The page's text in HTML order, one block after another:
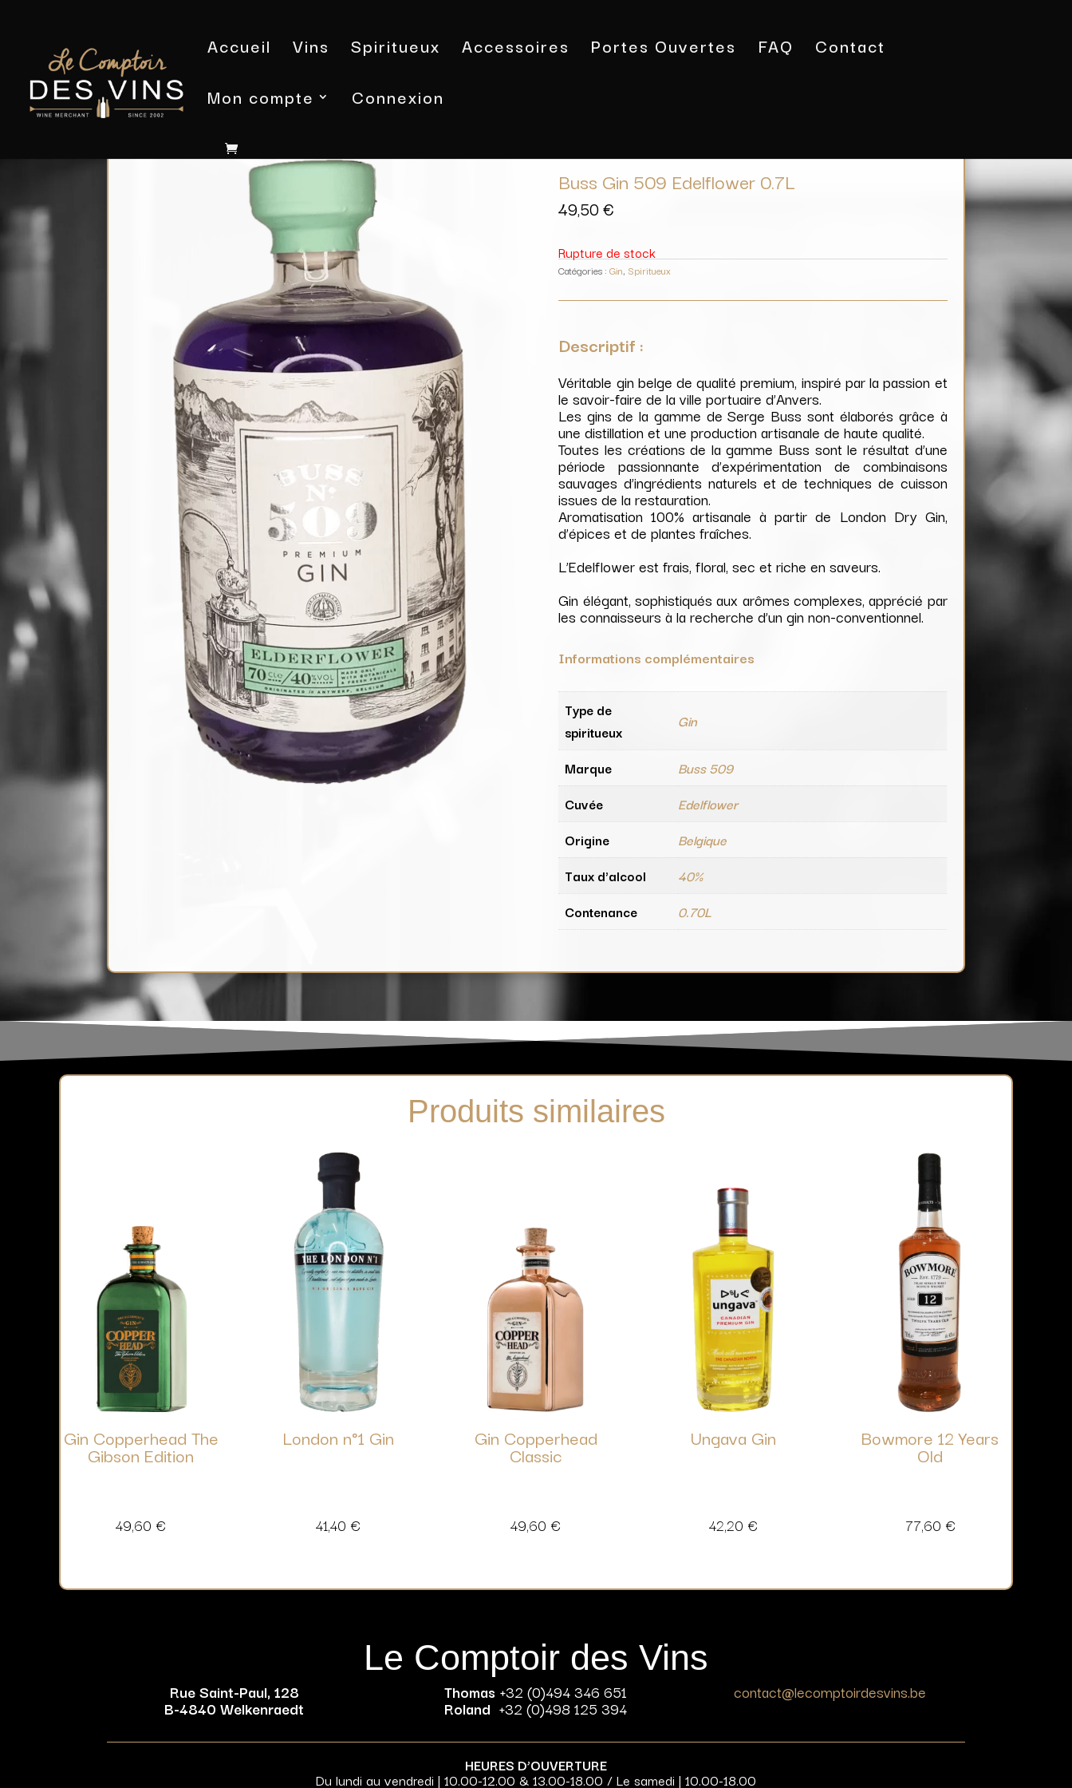
Accueil Vins Spiritueux Accessoires Portes Ouvertes FAQ
Contact
Mon compte
Connexion
Buss Gin 509 Edelflower 0.7L
49,50€
Rupture de stock
Catégories :Gin, Spiritueux
Descriptif :
Véritable gin belge de qualité premium, inspiré par la passion et
le savoir-faire de la ville portuaire d’Anvers.
Les gins de la gamme de Serge Buss sont élaborés grâce à
une distillation et une production artisanale de haute qualité.
Toutes les créations de la gamme Buss sont le résultat d’une
période passionnante d’expérimentation de combinaisons
sauvages d’ingrédients naturels et de techniques de cuisson
issues de la restauration.
Aromatisation 100% artisanale à partir de London Dry Gin,
d’épices et de plantes fraîches.
L’Edelflower est frais, floral, sec et riche en saveurs.
Gin élégant, sophistiqués aux arômes complexes, apprécié par
les connaisseurs à la recherche d’un gin non-conventionnel.
Informations complémentaires
Type de
spiritueux
Gin
Marque
Buss 509
Cuvée
Edelflower
Origine
Belgique
Taux d'alcool
40%
Contenance
0.70L
Produits similaires
Gin Copperhead The
Gibson Edition
49,60 €
London n°1 Gin
41,40 €
Gin Copperhead
Classic
49,60 €
Ungava Gin
42,20 €
Bowmore 12 Years
Old
77,60 €
Le Comptoir des Vins
Rue Saint-Paul, 128
B-4840 Welkenraedt
Thomas +32 (0)494 346 651
Roland +32 (0)498 125 394
contact@lecomptoirdesvins.be
HEURES D’OUVERTURE
Du lundi au vendredi | 10.00-12.00 & 13.00-18.00 / Le samedi | 10.00-18.00